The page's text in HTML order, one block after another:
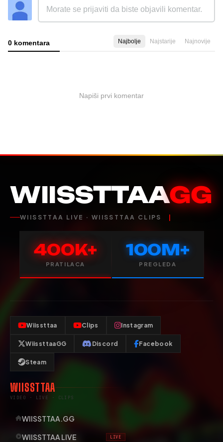
0 komentara Najbolje Najstarije Najnovije
Napiši prvi komentar
WIISSTTAAGG
WIISSTTAA LIVE · WIISSTTAA CLIPS
400K+
PRATILACA
100M+
PREGLEDA
Wiissttaa Clips Instagram
WiissttaaGG Discord Facebook
Steam
WIISSTTAA
VIDEO · LIVE · CLIPS
WIISSTTAA.GG
WIISSTTAA LIVE LIVE